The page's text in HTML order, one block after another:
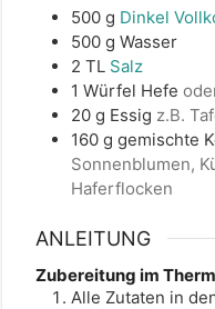
500 g Dinkel
500 g Wasser
2 TL Salz
1 Würfel Hefe
20 g Essig z.B.
160 g gemischte
Sonnenblumen,
Haferflocken
ANLEITUNG
Zubereitung im
Alle Zutaten in